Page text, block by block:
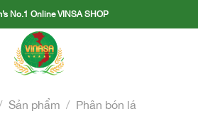
No.1 Online VINSA SHOP
Sản phẩm / Phân bón lá